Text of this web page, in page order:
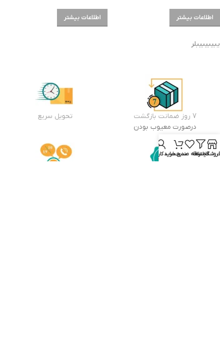
اطلاعات بیشتر اطلاعات بیشتر
یبیبیبیبلر
7 روز ضمانت بازگشت
درصورت معیوب بودن
تحویل سریع
فروشگاهفیلترها
علاقه مندیسبد خرید
حساب کاربری من